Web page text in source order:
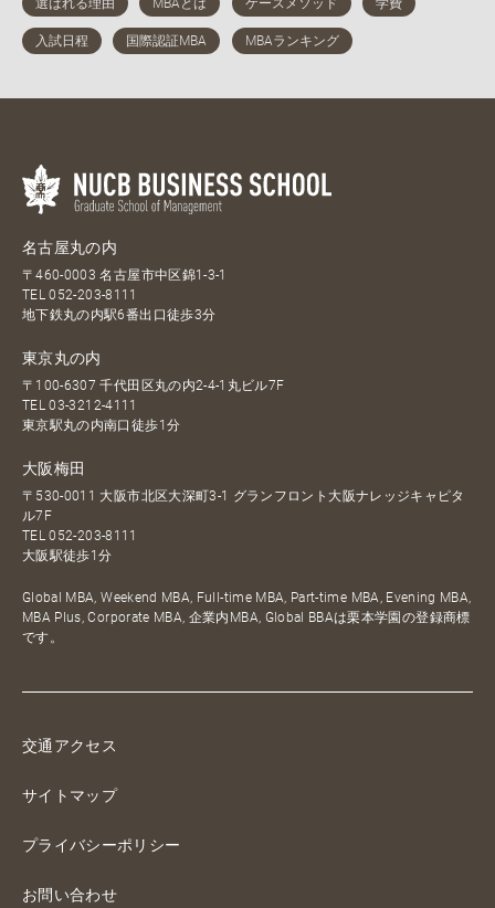
名古屋丸の内
〒460-0003 名古屋市中区錦1-3-1
TEL052-203-8111
地下鉄丸の内駅6番出口徒歩3分
東京丸の内
〒100-6307 千代田区丸の内2-4-1丸ビル7F
TEL03-3212-4111
東京駅丸の内南口徒歩1分
大阪梅田
〒530-0011 大阪市北区大深町3-1 グランフロント大阪ナレッジキャピタ
ル7F
TEL052-203-8111
大阪駅徒歩1分
Global MBA, Weekend MBA, Full-time MBA, Part-time MBA, Evening MBA,
MBA Plus, Corporate MBA, 企業内MBA, Global BBAは栗本学園の登録商標
です。
交通アクセス
サイトマップ
プライバシーポリシー
お問い合わせ